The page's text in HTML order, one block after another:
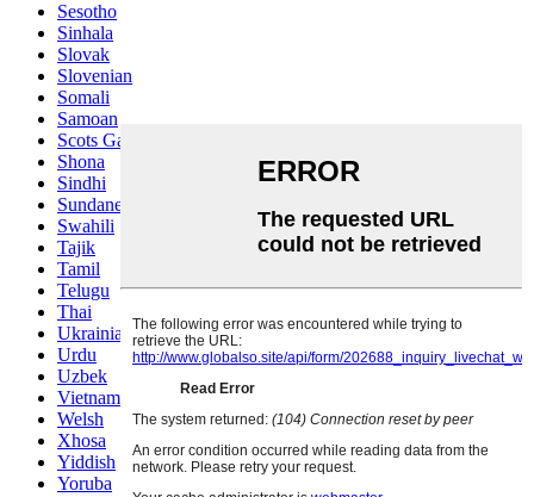
Sesotho
Sinhala
Slovak
Slovenian
Somali
Samoan
Scots Gaelic
Shona
Sindhi
Sundanese
Swahili
Tajik
Tamil
Telugu
Thai
Ukrainian
Urdu
Uzbek
Vietnamese
Welsh
Xhosa
Yiddish
Yoruba